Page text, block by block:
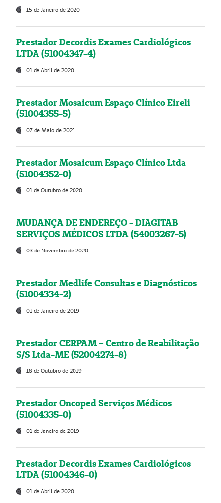
15 de Janeiro de 2020
Prestador Decordis Exames Cardiológicos
LTDA (51004347-4)
01 de Abril de 2020
Prestador Mosaicum Espaço Clínico Eireli
(51004355-5)
07 de Maio de 2021
Prestador Mosaicum Espaço Clínico Ltda
(51004352-0)
01 de Outubro de 2020
MUDANÇA DE ENDEREÇO - DIAGITAB
SERVIÇOS MÉDICOS LTDA (54003267-5)
03 de Novembro de 2020
Prestador Medlife Consultas e Diagnósticos
(51004334-2)
01 de Janeiro de 2019
Prestador CERPAM – Centro de Reabilitação
S/S Ltda-ME (52004274-8)
18 de Outubro de 2019
Prestador Oncoped Serviços Médicos
(51004335-0)
01 de Janeiro de 2019
Prestador Decordis Exames Cardiológicos
LTDA (51004346-0)
01 de Abril de 2020